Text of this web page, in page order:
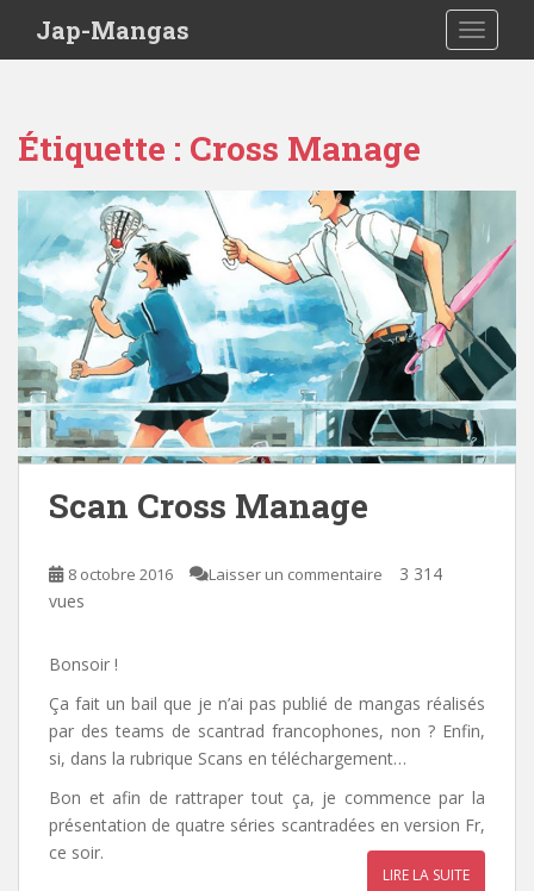
Jap-Mangas
Étiquette : Cross Manage
Scan Cross Manage
8 octobre 2016 Laisser un commentaire
3 314
vues
Bonsoir !
Ça fait un bail que je n’ai pas publié de mangas réalisés
par des teams de scantrad francophones, non ? Enfin,
si, dans la rubrique Scans en téléchargement…
Bon et afin de rattraper tout ça, je commence par la
présentation de quatre séries scantradées en version Fr,
ce soir.
LIRE LA SUITE